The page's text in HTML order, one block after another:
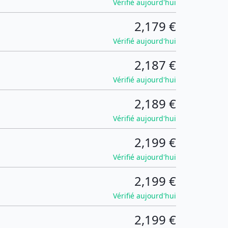
Vérifié aujourd'hui
2,179 €
Vérifié aujourd'hui
2,187 €
Vérifié aujourd'hui
2,189 €
Vérifié aujourd'hui
2,199 €
Vérifié aujourd'hui
2,199 €
Vérifié aujourd'hui
2,199 €